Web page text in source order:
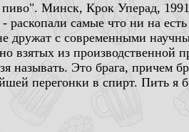
Минск, Крок Уперад,
самые что ни на
дружат с современными
взятых из производственной
называть. Это брага, причем
перегонки в спирт. Пить я